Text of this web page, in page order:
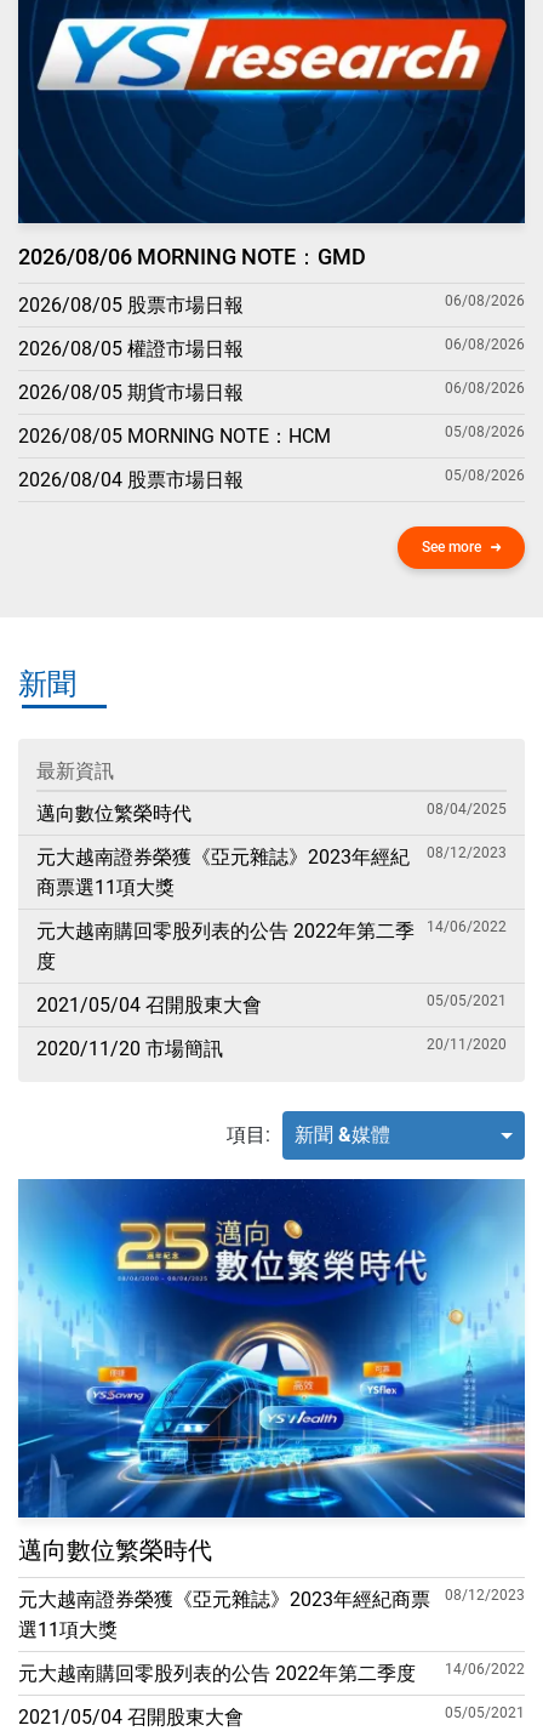
2026/08/06 MORNING NOTE：GMD
2026/08/05 股票市場日報 06/08/2026
2026/08/05 權證市場日報 06/08/2026
2026/08/05 期貨市場日報 06/08/2026
2026/08/05 MORNING NOTE：HCM 05/08/2026
2026/08/04 股票市場日報 05/08/2026
See more
新聞
最新資訊
邁向數位繁榮時代
08/04/2025
元大越南證券榮獲《亞元雜誌》2023年經紀
商票選11項大獎
08/12/2023
元大越南購回零股列表的公告 2022年第二季
度
14/06/2022
2021/05/04 召開股東大會 05/05/2021
2020/11/20 市場簡訊 20/11/2020
項目: 新聞 &媒體
邁向數位繁榮時代
元大越南證券榮獲《亞元雜誌》2023年經紀商票
選11項大獎
08/12/2023
元大越南購回零股列表的公告 2022年第二季度 14/06/2022
2021/05/04 召開股東大會 05/05/2021